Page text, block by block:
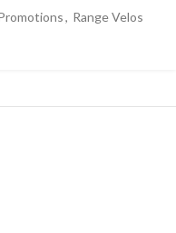
, Range Velos